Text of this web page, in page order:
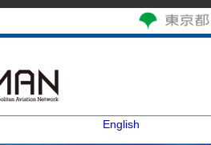
English